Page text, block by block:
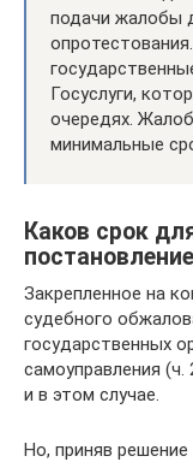
подачи жалобы
Госуслуги,
очередях.
минимальные
Каков срок
Закрепленное на
судебного
государственных
самоуправления
и в этом случае.
Но, приняв